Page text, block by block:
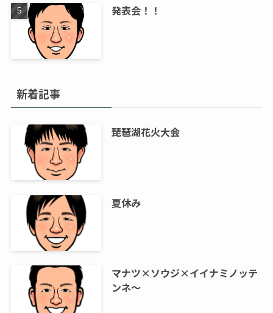
発表会！！
新着記事
琵琶湖花火大会
夏休み
マナツ×ソウジ×イイナミノッテ
ンネ～